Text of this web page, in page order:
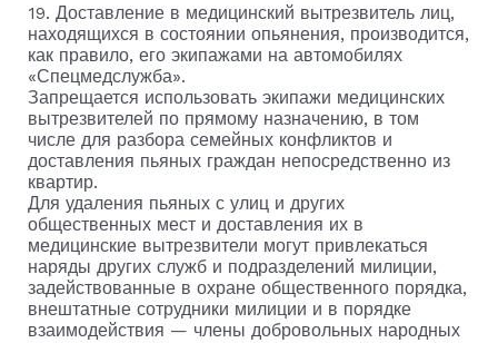
19. Доставление в медицинский вытрезвитель лиц,
находящихся в состоянии опьянения, производится,
как правило, его экипажами на автомобилях
«Спецмедслужба».
Запрещается использовать экипажи медицинских
вытрезвителей по прямому назначению, в том
числе для разбора семейных конфликтов и
доставления пьяных граждан непосредственно из
квартир.
Для удаления пьяных с улиц и других
общественных мест и доставления их в
медицинские вытрезвители могут привлекаться
наряды других служб и подразделений милиции,
задействованные в охране общественного порядка,
внештатные сотрудники милиции и в порядке
взаимодействия — члены добровольных народных